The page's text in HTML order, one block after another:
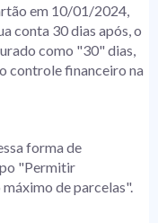
em 10/01/2024,
conta 30 dias após, o
como "30" dias,
controle financeiro na
forma de
"Permitir
de parcelas".